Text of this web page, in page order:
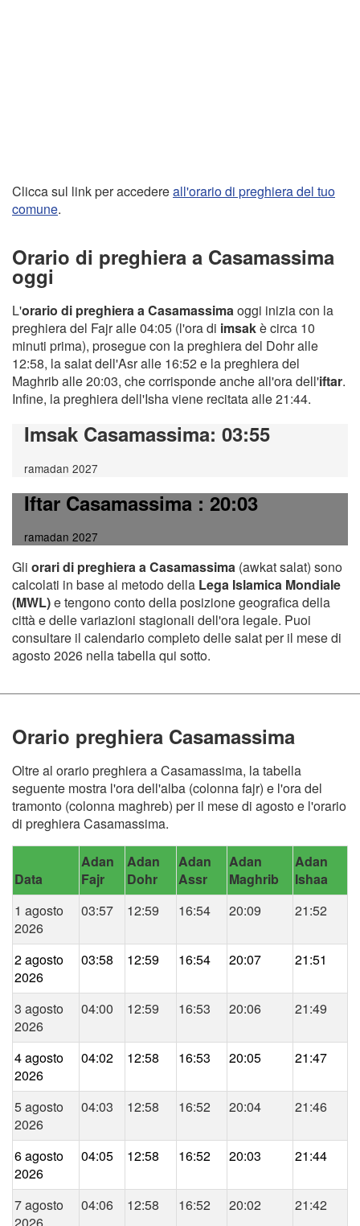
Clicca sul link per accedereall'orario di preghiera del tuo
comune.
Orario di preghiera a Casamassima
oggi
L'orario di preghiera a Casamassimaoggi inizia con la
preghiera del Fajr alle 04:05 (l'ora di imsakè circa 10
minuti prima), prosegue con la preghiera del Dohr alle
12:58, la salat dell'Asr alle 16:52 e la preghiera del
Maghrib alle 20:03, che corrisponde anche all'ora dell'iftar.
Infine, la preghiera dell'Isha viene recitata alle 21:44.
Imsak Casamassima: 03:55
ramadan 2027
Iftar Casamassima: 20:03
ramadan 2027
Gli orari di preghiera a Casamassima (awkat salat) sono
calcolati in base al metodo della Lega Islamica Mondiale
(MWL)e tengono conto della posizione geografica della
città e delle variazioni stagionali dell'ora legale. Puoi
consultare il calendario completo delle salat per il mese di
agosto 2026 nella tabella qui sotto.
Orario preghiera Casamassima
Oltre al orario preghiera a Casamassima, la tabella
seguente mostra l'ora dell'alba (colonna fajr) e l'ora del
tramonto (colonna maghreb) per il mese di agosto e l'orario
di preghiera Casamassima.
Data
Adan
Fajr
Adan
Dohr
Adan
Assr
Adan
Maghrib
Adan
Ishaa
1 agosto
2026
03:57 12:59 16:54 20:09 21:52
2 agosto
2026
03:58 12:59 16:54 20:07 21:51
3 agosto
2026
04:00 12:59 16:53 20:06 21:49
4 agosto
2026
04:02 12:58 16:53 20:05 21:47
5 agosto
2026
04:03 12:58 16:52 20:04 21:46
6 agosto
2026
04:05 12:58 16:52 20:03 21:44
7 agosto
04:06 12:58 16:52 20:02 21:42